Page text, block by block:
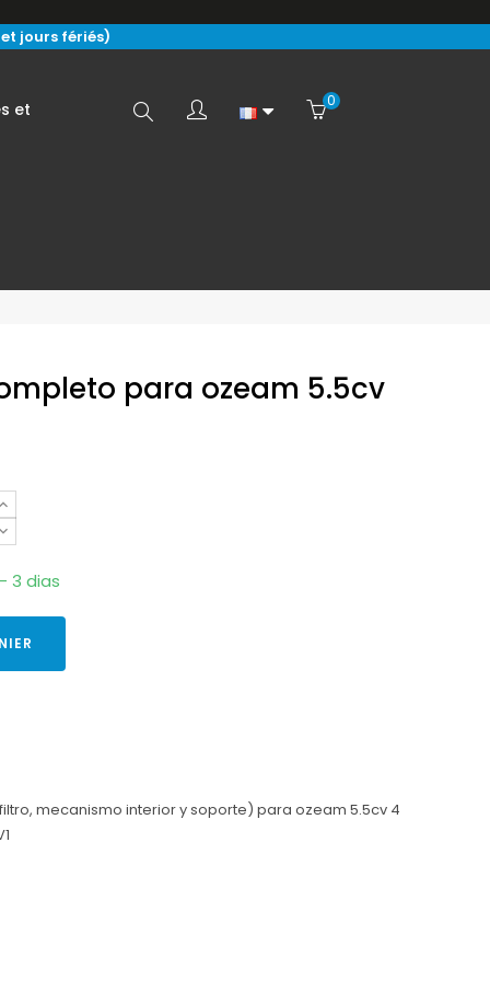
jours fériés)
et Search 0
para ozeam 5.5cv
3 dias
mecanismo interior y soporte) para ozeam 5.5cv 4